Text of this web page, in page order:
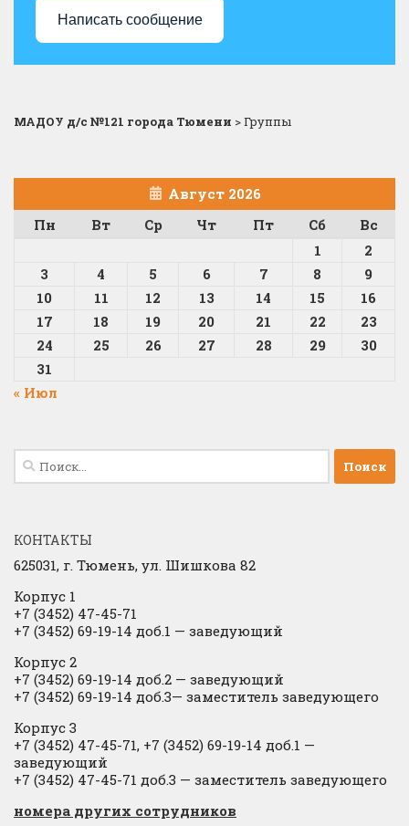
Написать сообщение
МАДОУ д/с №121 города Тюмени >Группы
Август 2026
Пн
Вт Ср Чт Пт Сб
Вс
1
2
3
4 5 6 7 8
9
10
11 12 13 14 15
16
17
18 19 20 21 22
23
24
25 26 27 28 29
30
31
« Июл
Найти:
КОНТАКТЫ
625031, г. Тюмень, ул. Шишкова 82
Корпус 1
+7 (3452) 47-45-71
+7 (3452) 69-19-14 доб.1 — заведующий
Корпус 2
+7 (3452) 69-19-14 доб.2 — заведующий
+7 (3452) 69-19-14 доб.3— заместитель заведующего
Корпус 3
+7 (3452) 47-45-71, +7 (3452) 69-19-14 доб.1 —
заведующий
+7 (3452) 47-45-71 доб.3 — заместитель заведующего
​номера других сотрудников